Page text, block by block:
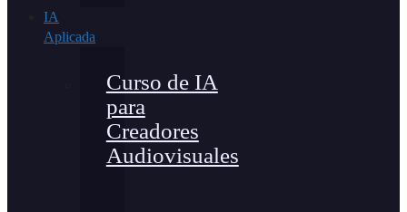
IA
Aplicada
Curso de IA
para
Creadores
Audiovisuales